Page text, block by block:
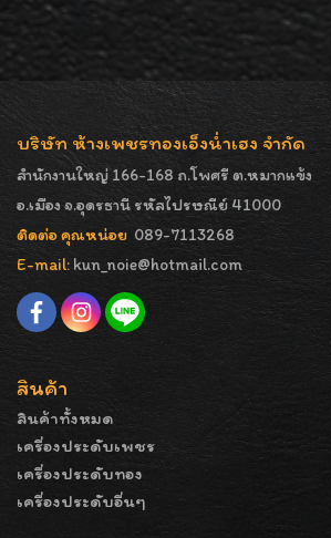
บริษัท ห้างเพชรทองเอ็งน่ำเฮง จำกัด
สำนักงานใหญ่ 166-168 ถ.โพศรี ต.หมากแข้ง
อ.เมือง จ.อุดรธานี รหัสไปรษณีย์ 41000
ติดต่อ คุณหน่อย 089-7113268
E-mail: kun_noie@hotmail.com
สินค้า
สินค้าทั้งหมด
เครื่องประดับเพชร
เครื่องประดับทอง
เครื่องประดับอื่นๆ